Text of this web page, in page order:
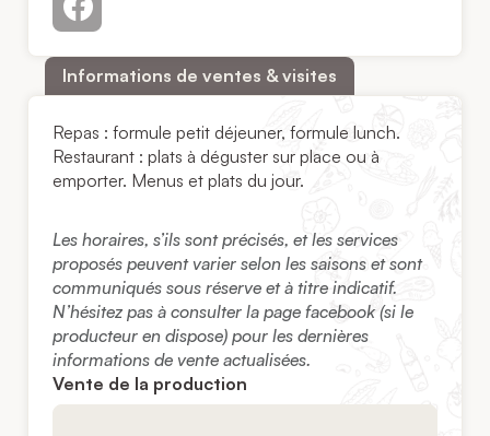
Informations de ventes & visites
Repas : formule petit déjeuner, formule lunch.
Restaurant : plats à déguster sur place ou à
emporter. Menus et plats du jour.
Les horaires, s’ils sont précisés, et les services
proposés peuvent varier selon les saisons et sont
communiqués sous réserve et à titre indicatif.
N’hésitez pas à consulter la page facebook (si le
producteur en dispose) pour les dernières
informations de vente actualisées.
Vente de la production